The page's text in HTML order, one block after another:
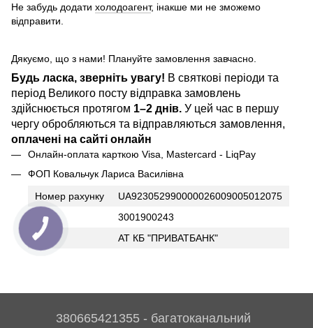
Не забудь додати холодоагент, інакше ми не зможемо
відправити.
Дякуємо, що з нами! Плануйте замовлення завчасно.
Будь ласка, зверніть увагу! В святкові періоди та
період Великого посту відправка замовлень
здійснюється протягом 1–2 днів. У цей час в першу
чергу обробляються та відправляються замовлення,
оплачені на сайті онлайн
Онлайн-оплата карткою Visa, Mastercard - LiqPay
ФОП Ковальчук Лариса Василівна
Номер рахунку
UA923052990000026009005012075
ІПН
3001900243
Банк
АТ КБ "ПРИВАТБАНК"
380665421355 - багатоканальний